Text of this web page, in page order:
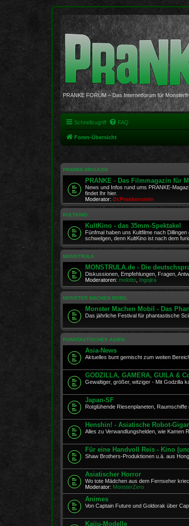
PRANKE FORUM – Das Internetforum für
Schnellzugriff FAQ
Foren-Übersicht
PRANKE-MAGAZIN
PRANKE - Das Filmmagazin für
News und Infos rund ums PRANKE-
findet Ihr hier.
Moderator: Dr.Prankenstein
KULTKINO
KultKino - das 35mm-Spektakel
Fünfmal haben uns Kultfilme nach
schwelgen, denn KultKino ist nach dem
MONSTRULA
MONSTRULA.de - Die
Diskussionen, Empfehlungen, Fragen,
Moderatoren: molotto Ingojira
MONSTER MACHEN MOBIL
Monster Machen Mobil - Das
Das jährliche Festival für phantastische
PHANTASTISCHES ASIEN
Asia-News
Aktuelles bunt gemischt zum weiten
GODZILLA, GAMERA, GUILA &
Gewaltiger, größer, witziger - Mit Godzilla
Japan-SF
Rotglühende Riesenplaneten,
Henshin! - Asiatische Robot-
Alles zu Verwandlungshelden, wie Kamen
Für eine Handvoll Reis - Kino
Shaw Brothers-Produktionen u.ä. aus
Asiatischer Horror
Wo tote Mädchen aus dem Fernseher
Moderator: MonsterZero
Animes
Von Captain Future und Goldorak über
Kaiju-Modelle